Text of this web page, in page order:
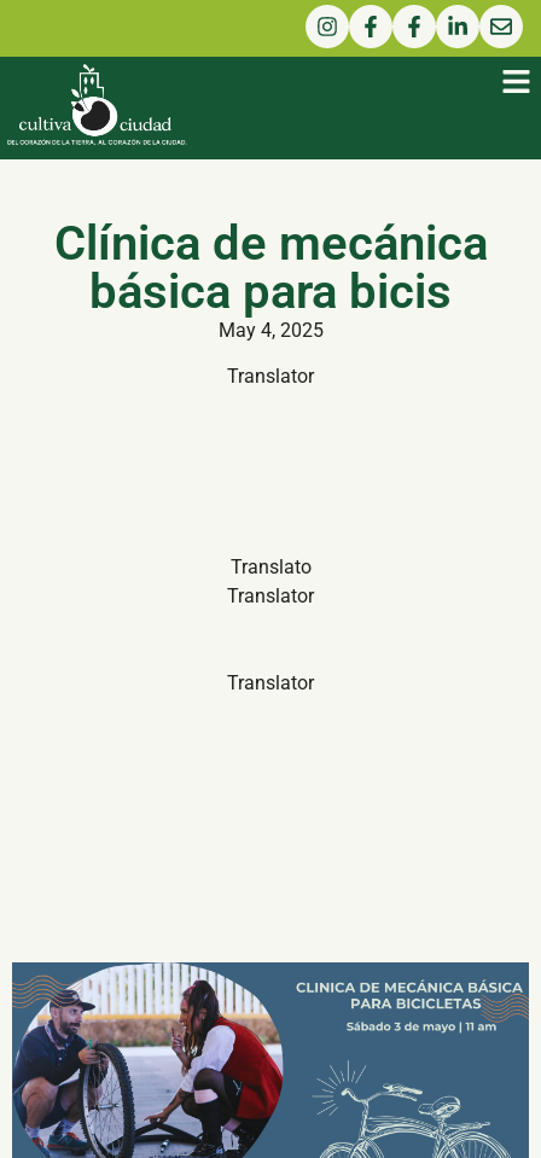
Clínica de mecánica
básica para bicis
May 4, 2025
Translator
Translato
Translator
Translator